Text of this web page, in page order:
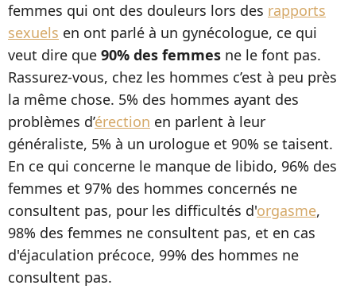
femmes qui ont des douleurs lors des rapports
sexuels en ont parlé à un gynécologue, ce qui
veut dire que 90% des femmes ne le font pas.
Rassurez-vous, chez les hommes c’est à peu près
la même chose. 5% des hommes ayant des
problèmes d’érection en parlent à leur
généraliste, 5% à un urologue et 90% se taisent.
En ce qui concerne le manque de libido, 96% des
femmes et 97% des hommes concernés ne
consultent pas, pour les difficultés d'orgasme,
98% des femmes ne consultent pas, et en cas
d'éjaculation précoce, 99% des hommes ne
consultent pas.